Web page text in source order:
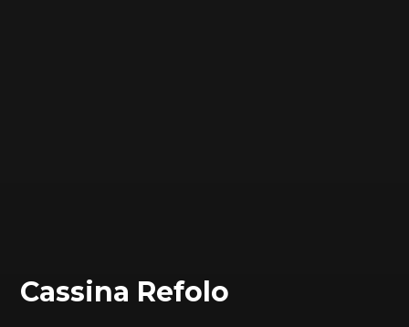
Cassina Refolo